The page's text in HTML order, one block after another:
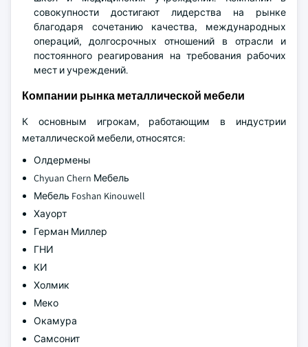
совокупности достигают лидерства на рынке
благодаря сочетанию качества, международных
операций, долгосрочных отношений в отрасли и
постоянного реагирования на требования рабочих
мест и учреждений.
Компании рынка металлической мебели
К основным игрокам, работающим в индустрии
металлической мебели, относятся:
Олдермены
Chyuan Chern Мебель
Мебель Foshan Kinouwell
Хауорт
Герман Миллер
ГНИ
КИ
Холмик
Меко
Окамура
Самсонит